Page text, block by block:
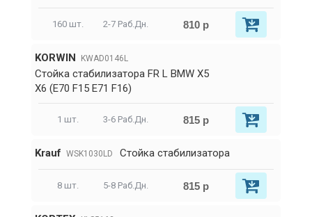
160 шт. 2-7 Раб.Дн. 810 р
KORWIN KWAD0146L
Стойка стабилизатора FR L BMW X5
X6 (E70 F15 E71 F16)
1 шт. 3-6 Раб.Дн. 815 р
Krauf WSK1030LD Стойка стабилизатора
8 шт. 5-8 Раб.Дн. 815 р